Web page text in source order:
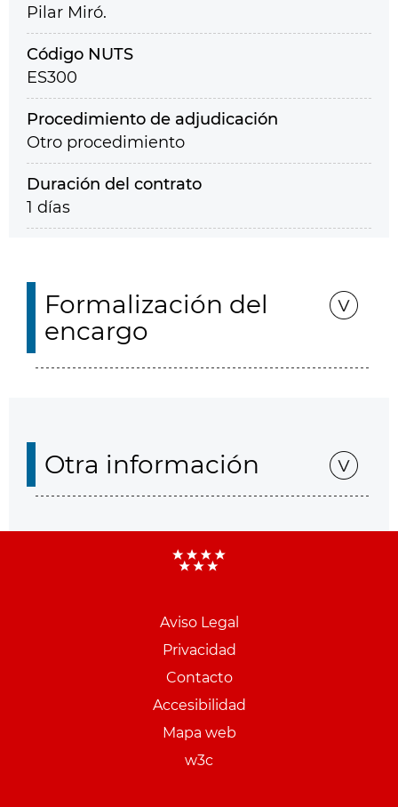
Pilar Miró.
Código NUTS
ES300
Procedimiento de adjudicación
Otro procedimiento
Duración del contrato
1 días
Formalización del
encargo
Otra información
Aviso Legal
Privacidad
Contacto
Accesibilidad
Mapa web
w3c